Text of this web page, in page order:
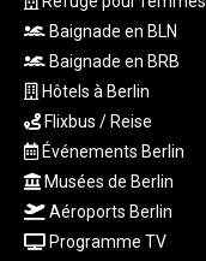
Baignade en BLN
Baignade en BRB
Hôtels à Berlin
Flixbus / Reise
Événements Berlin
Musées de Berlin
Aéroports Berlin
Programme TV